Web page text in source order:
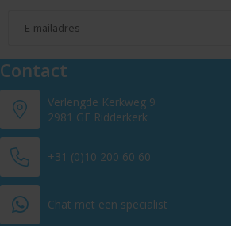
Contact
Verlengde Kerkweg 9
2981 GE Ridderkerk
+31 (0)10 200 60 60
Chat met een specialist